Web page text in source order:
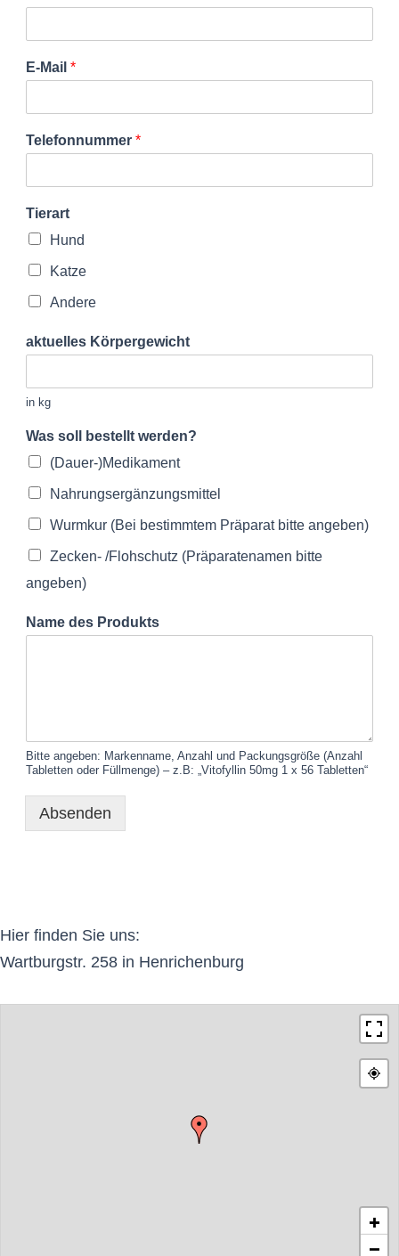
E-Mail*
Telefonnummer*
Tierart
Hund
Katze
Andere
aktuelles Körpergewicht
in kg
Was soll bestellt werden?
(Dauer-)Medikament
Nahrungsergänzungsmittel
Wurmkur (Bei bestimmtem Präparat bitte angeben)
Zecken- /Flohschutz (Präparatenamen bitte
angeben)
Name des Produkts
Bitte angeben: Markenname, Anzahl und Packungsgröße (Anzahl
Tabletten oder Füllmenge) – z.B: „Vitofyllin 50mg 1 x 56 Tabletten“
Absenden
Hier finden Sie uns:
Wartburgstr. 258 in Henrichenburg
+
−